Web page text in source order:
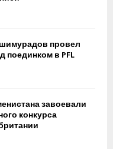
провел
поединком в PFL
завоевали
конкурса